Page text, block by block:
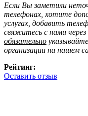
Если Вы заметили
телефонах, хотите
услугах, добавить
свяжитесь с нами
обязательно
организации на нашем
Рейтинг:
Оставить отзыв